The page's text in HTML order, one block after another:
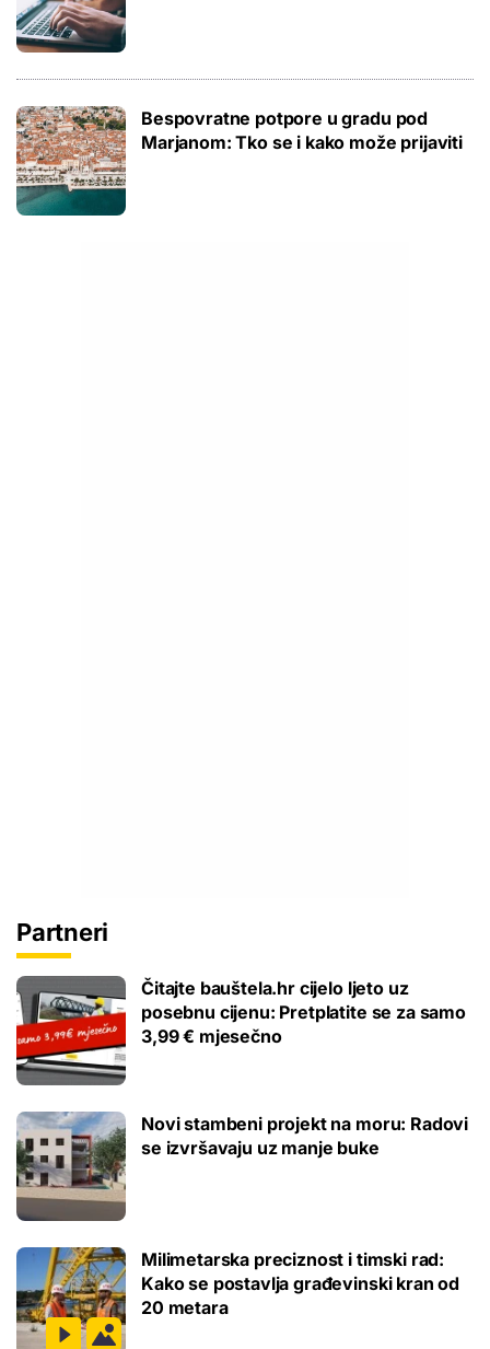
Bespovratne potpore u gradu pod
Marjanom: Tko se i kako može prijaviti
Partneri
Čitajte bauštela.hr cijelo ljeto uz
posebnu cijenu: Pretplatite se za samo
3,99 € mjesečno
Novi stambeni projekt na moru: Radovi
se izvršavaju uz manje buke
Milimetarska preciznost i timski rad:
Kako se postavlja građevinski kran od
20 metara